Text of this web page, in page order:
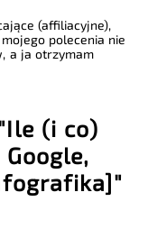
(affiliacyjne),
polecenia nie
a ja otrzymam
(i co)